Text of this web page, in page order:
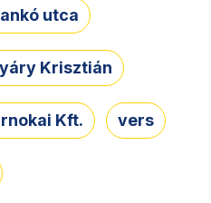
utca
Krisztián
Kft. vers